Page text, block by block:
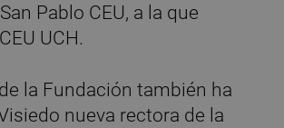
Pablo CEU, a la que
UCH.
la Fundación también ha
nueva rectora de la